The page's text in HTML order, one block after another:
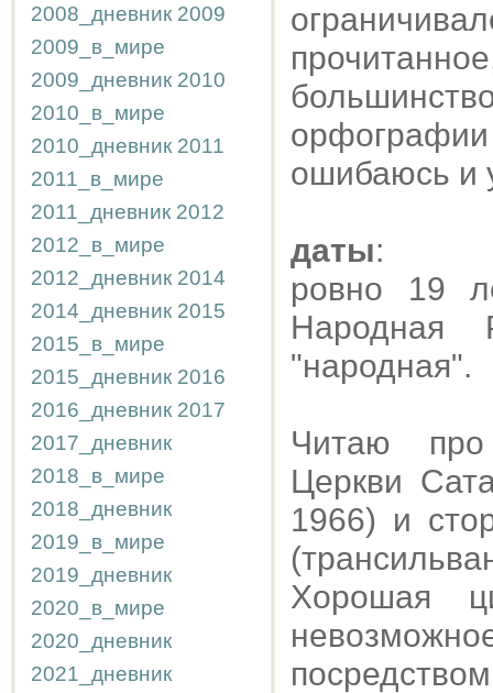
2008_дневник 2009
2009_в_мире
2009_дневник 2010
2010_в_мире
2010_дневник 2011
2011_в_мире
2011_дневник 2012
2012_в_мире
2012_дневник 2014
2014_дневник 2015
2015_в_мире
2015_дневник 2016
2016_дневник 2017
2017_дневник
2018_в_мире
2018_дневник
2019_в_мире
2019_дневник
2020_в_мире
2020_дневник
2021_дневник
ошибаюсь и
даты:
ровно 19
Народная
"народная".
Читаю про
Церкви
1966) и
Хорошая